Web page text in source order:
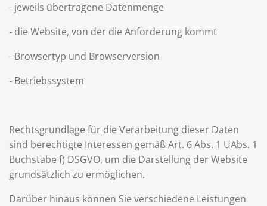
- jeweils übertragene Datenmenge
- die Website, von der die Anforderung kommt
- Browsertyp und Browserversion
- Betriebssystem
Rechtsgrundlage für die Verarbeitung dieser Daten
sind berechtigte Interessen gemäß Art. 6 Abs. 1 UAbs. 1
Buchstabe f) DSGVO, um die Darstellung der Website
grundsätzlich zu ermöglichen.
Darüber hinaus können Sie verschiedene Leistungen